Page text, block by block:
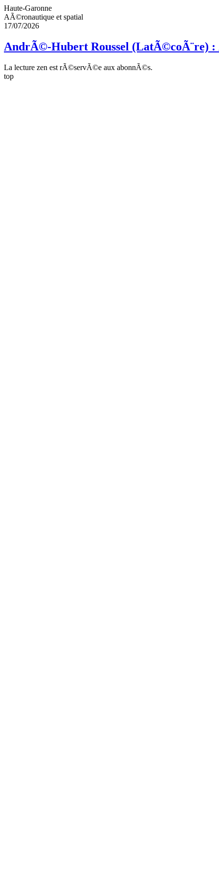
Haute-Garonne
AÃ©ronautique et spatial
17/07/2026
AndrÃ©-Hubert Roussel (LatÃ©coÃ¨re) :
La lecture zen est rÃ©servÃ©e aux abonnÃ©s.
top